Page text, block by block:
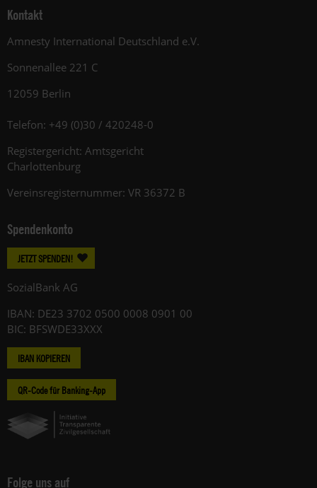
Kontakt
Amnesty International Deutschland e.V.
Sonnenallee 221 C
12059 Berlin
Telefon: +49 (0)30 / 420248-0
Registergericht: Amtsgericht
Charlottenburg
Vereinsregisternummer: VR 36372 B
Spendenkonto
JETZT SPENDEN!
SozialBank AG
IBAN: DE23 3702 0500 0008 0901 00
BIC: BFSWDE33XXX
IBAN KOPIEREN
QR-Code für Banking-App
Folge uns auf